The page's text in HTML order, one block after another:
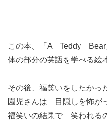
この本、「A Teddy Bear
体の部分の英語を学べる絵
その後、福笑いをしたかっ
園児さんは 目隠しを怖が
福笑いの結果で 笑われる